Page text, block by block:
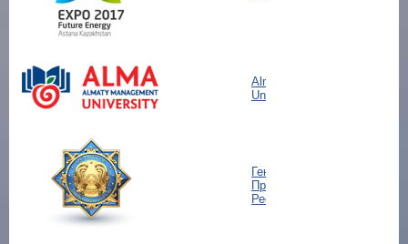
Almaty Management
University
Генеральная
Прокуратура
Республики Казахстан